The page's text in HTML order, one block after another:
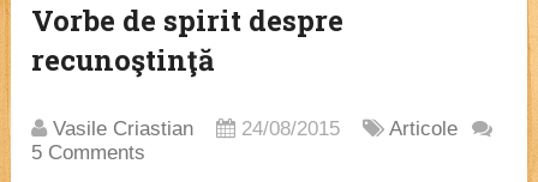
Vorbe de spirit despre
recunoştinţă
Vasile Criastian 24/08/2015
Articole
5 Comments